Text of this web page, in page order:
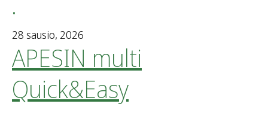
28 sausio, 2026
APESIN multi
Quick&Easy